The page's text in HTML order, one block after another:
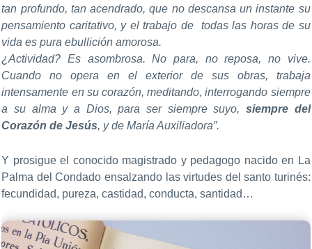
tan profundo, tan acendrado, que no descansa un instante su
pensamiento caritativo, y el trabajo de todas las horas de su
vida es pura ebullición amorosa.
¿Actividad? Es asombrosa. No para, no reposa, no vive.
Cuando no opera en el exterior de sus obras, trabaja
intensamente en su corazón, meditando, interrogando siempre
a su alma y a Dios, para ser siempre suyo, siempre del
Corazón de Jesús, y de María Auxiliadora”.
Y prosigue el conocido magistrado y pedagogo nacido en La
Palma del Condado ensalzando las virtudes del santo turinés:
fecundidad, pureza, castidad, conducta, santidad…